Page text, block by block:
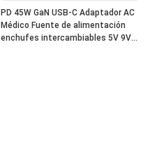
PD 45W GaN USB-C Adaptador AC
Médico Fuente de alimentación
enchufes intercambiables 5V 9V